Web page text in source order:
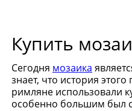
Купить
Сегодня мозаика
знает, что история
римляне использовали
особенно большим был